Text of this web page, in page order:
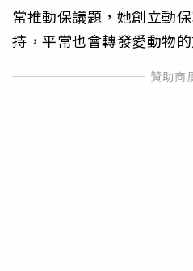
常推動保議題，她創立動
持，平常也會轉發愛動物的